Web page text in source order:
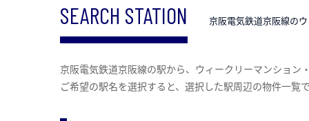
SEARCH STATION 京阪電気鉄道京阪線の
京阪電気鉄道京阪線の駅から、ウィークリーマンション
ご希望の駅名を選択すると、選択した駅周辺の物件一覧